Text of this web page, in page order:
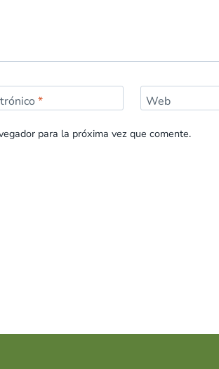
* Web
para la próxima vez que comente.